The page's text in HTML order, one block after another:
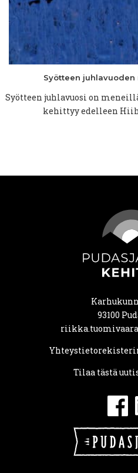
Syötteen juhlavuoden
Syötteen juhlavuosi on
kehittyy edelleen
93100
Tilaa tästä